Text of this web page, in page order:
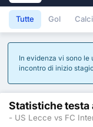
Tutte Gol
In evidenza vi sono le
incontro di inizio
Statistiche testa
- US Lecce vs FC